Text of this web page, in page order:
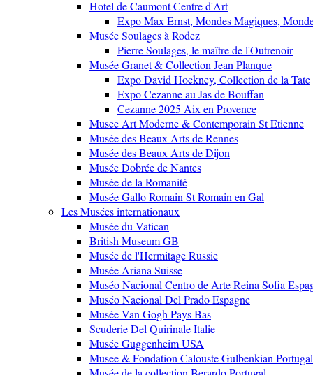
Hotel de Caumont Centre d'Art
Expo Max Ernst, Mondes Magiques,
Musée Soulages à Rodez
Pierre Soulages, le maître de l'Outrenoir
Musée Granet & Collection Jean Planque
Expo David Hockney, Collection de la Tate
Expo Cezanne au Jas de Bouffan
Cezanne 2025 Aix en Provence
Musee Art Moderne & Contemporain St Etienne
Musée des Beaux Arts de Rennes
Musée des Beaux Arts de Dijon
Musée Dobrée de Nantes
Musée de la Romanité
Musée Gallo Romain St Romain en Gal
Les Musées internationaux
Musée du Vatican
British Museum GB
Musée de l'Hermitage Russie
Musée Ariana Suisse
Muséo Nacional Centro de Arte Reina Sofia
Muséo Nacional Del Prado Espagne
Musée Van Gogh Pays Bas
Scuderie Del Quirinale Italie
Musée Guggenheim USA
Musee & Fondation Calouste Gulbenkian Portugal